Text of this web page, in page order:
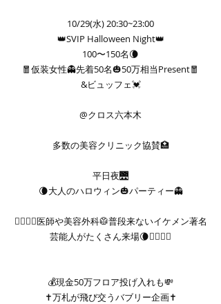
10/29(水) 20:30~23:00
👑SVIP Halloween Night👑
100〜150名🌘
🧧仮装女性👻先着50名🎃50万相当Present🧧
&ビュッフェ💓
@クロス六本木
多数の美容クリニック協賛🏥
平日夜🌉
🌘大人のハロウィン🎃パーティー👻
❤️‍🔥👨‍⚕️医師や美容外科🥼普段来ないイケメン著名
芸能人がたくさん来場🌘👨‍⚕️❤️‍🔥
💰現金50万フロア投げ入れも💸
✝️万札が飛び交うバブリー企画✝️